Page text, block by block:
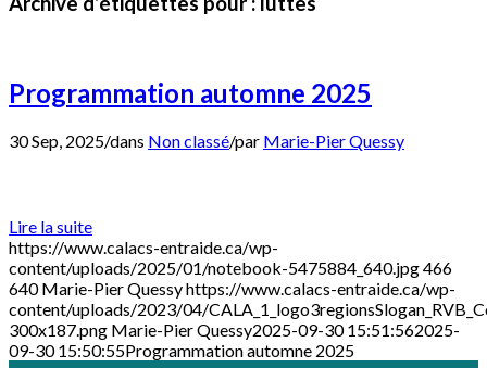
Programmation automne 2025
30 Sep, 2025/dans Non classé/par Marie-Pier Quessy
Lire la suite
https://www.calacs-entraide.ca/wp-
content/uploads/2025/01/notebook-5475884_640.jpg466
640 Marie-Pier Quessyhttps://www.calacs-entraide.ca/wp-
content/uploads/2023/04/
300x187.png Marie-Pier Quessy2025-09-30 15:51:562025-
09-30 15:50:55Programmation automne 2025